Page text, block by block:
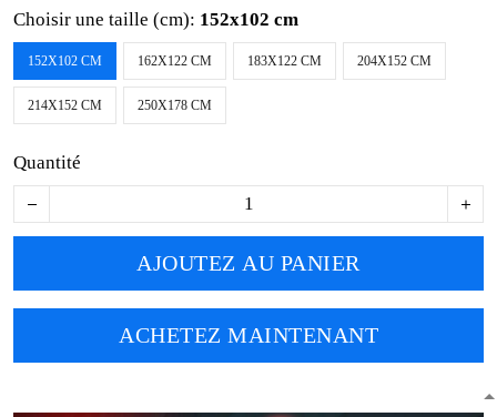
Choisir une taille (cm): 152x102 cm
152X102 CM 162X122 CM 183X122 CM 204X152 CM
214X152 CM 250X178 CM
Quantité
AJOUTEZ AU PANIER
ACHETEZ MAINTENANT